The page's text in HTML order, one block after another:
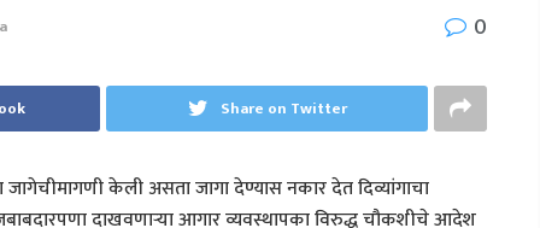
0
Share on Twitter
केली असता जागा देण्यास नकार देत दिव्यांगाचा
दाखवणाऱ्या आगार व्यवस्थापका विरुद्ध चौकशीचे आदेश